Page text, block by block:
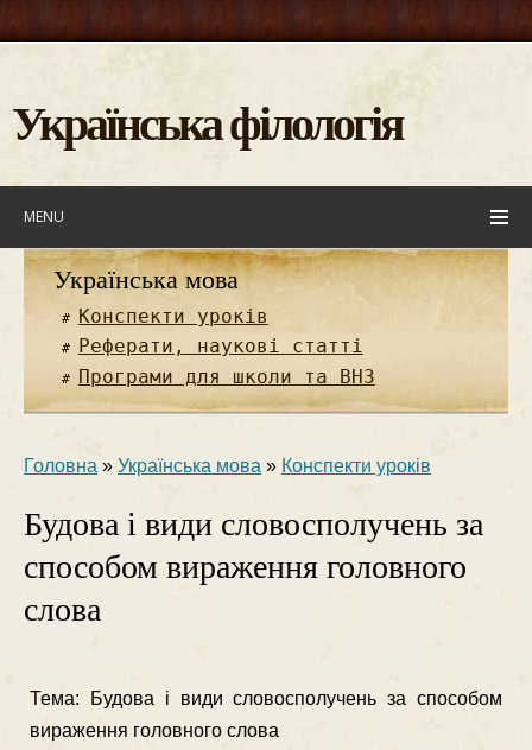
Українська філологія
MENU
Українська мова
Конспекти уроків
Реферати, наукові статті
Програми для школи та ВНЗ
Головна » Українська мова » Конспекти уроків
Будова і види словосполучень за
способом вираження головного
слова
Тема: Будова і види словосполучень за способом
вираження головного слова